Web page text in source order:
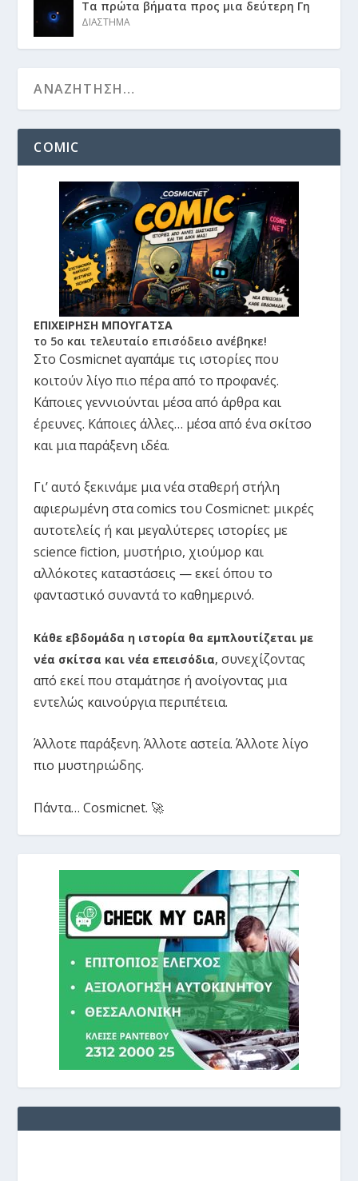
Τα πρώτα βήματα προς μια δεύτερη Γη
ΔΙΑΣΤΗΜΑ
COMIC
ΕΠΙΧΕΙΡΗΣΗ ΜΠΟΥΓΑΤΣΑ
το 5ο και τελευταίο επισόδειο ανέβηκε!
Στο Cosmicnet αγαπάμε τις ιστορίες που
κοιτούν λίγο πιο πέρα από το προφανές.
Κάποιες γεννιούνται μέσα από άρθρα και
έρευνες. Κάποιες άλλες… μέσα από ένα σκίτσο
και μια παράξενη ιδέα.
Γι’ αυτό ξεκινάμε μια νέα σταθερή στήλη
αφιερωμένη στα comics του Cosmicnet: μικρές
αυτοτελείς ή και μεγαλύτερες ιστορίες με
science fiction, μυστήριο, χιούμορ και
αλλόκοτες καταστάσεις — εκεί όπου το
φανταστικό συναντά το καθημερινό.
Κάθε εβδομάδα η ιστορία θα εμπλουτίζεται με
νέα σκίτσα και νέα επεισόδια, συνεχίζοντας
από εκεί που σταμάτησε ή ανοίγοντας μια
εντελώς καινούργια περιπέτεια.
Άλλοτε παράξενη. Άλλοτε αστεία. Άλλοτε λίγο
πιο μυστηριώδης.
Πάντα… Cosmicnet. 🚀